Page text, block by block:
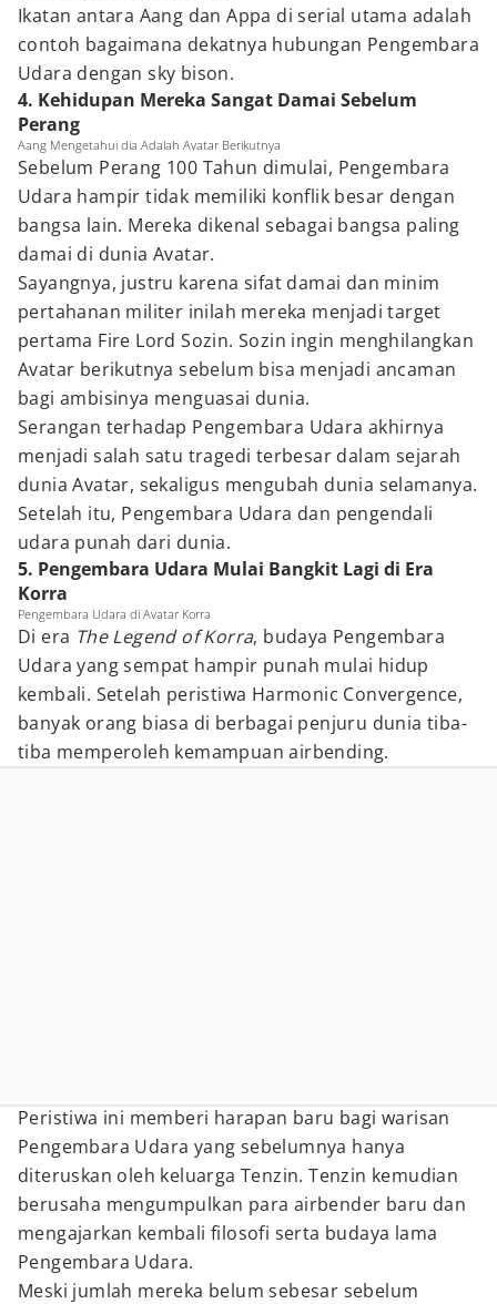
Ikatan antara Aang dan Appa di serial utama adalah
contoh bagaimana dekatnya hubungan Pengembara
Udara dengan sky bison.
4. Kehidupan Mereka Sangat Damai Sebelum
Perang
Aang Mengetahui dia Adalah Avatar Berikutnya
Sebelum Perang 100 Tahun dimulai, Pengembara
Udara hampir tidak memiliki konflik besar dengan
bangsa lain. Mereka dikenal sebagai bangsa paling
damai di dunia Avatar.
Sayangnya, justru karena sifat damai dan minim
pertahanan militer inilah mereka menjadi target
pertama Fire Lord Sozin. Sozin ingin menghilangkan
Avatar berikutnya sebelum bisa menjadi ancaman
bagi ambisinya menguasai dunia.
Serangan terhadap Pengembara Udara akhirnya
menjadi salah satu tragedi terbesar dalam sejarah
dunia Avatar, sekaligus mengubah dunia selamanya.
Setelah itu, Pengembara Udara dan pengendali
udara punah dari dunia.
5. Pengembara Udara Mulai Bangkit Lagi di Era
Korra
Pengembara Udara di Avatar Korra
Di era The Legend of Korra, budaya Pengembara
Udara yang sempat hampir punah mulai hidup
kembali. Setelah peristiwa Harmonic Convergence,
banyak orang biasa di berbagai penjuru dunia tiba-
tiba memperoleh kemampuan airbending.
Peristiwa ini memberi harapan baru bagi warisan
Pengembara Udara yang sebelumnya hanya
diteruskan oleh keluarga Tenzin. Tenzin kemudian
berusaha mengumpulkan para airbender baru dan
mengajarkan kembali filosofi serta budaya lama
Pengembara Udara.
Meski jumlah mereka belum sebesar sebelum